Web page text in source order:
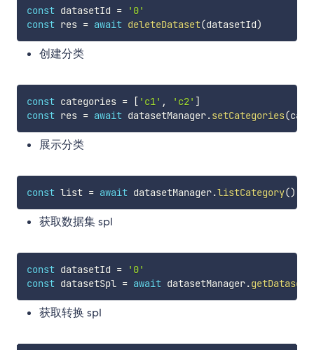
const datasetId =
'0'
const res = await deleteDataset(datasetId)
创建分类
const categories = [ 'c1' , 'c2' ]
const res = await datasetManager.setCategories(
展示分类
const list = await datasetManager.listCategory()
获取数据集 spl
const datasetId =
'0'
const datasetSpl = await datasetManager.
获取转换 spl